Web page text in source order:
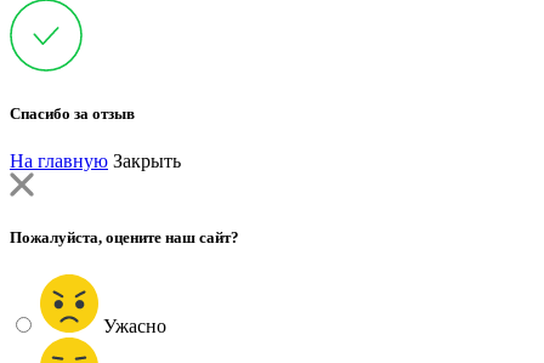
Спасибо за отзыв
На главную Закрыть
Пожалуйста, оцените наш сайт?
Ужасно